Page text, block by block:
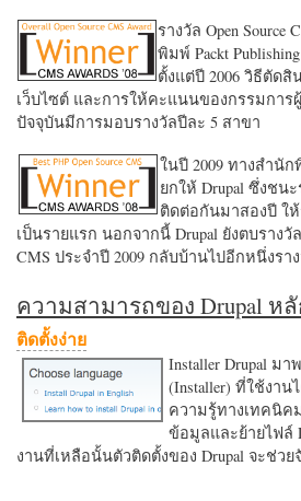
รางวัล Open Source
พิมพ์ Packt
ตั้งแต่ปี 2006 วิธีตัด
เว็บไซต์ และการให้คะแนนของกรรมกา
ปัจจุบันมีการมอบรางวัลปีละ 5 สาขา
ในปี 2009 ทางสำนัก
ยกให้ Drupal ซึ่งชนะ
ติดต่อกันมาสองปี ให้
เป็นรายแรก นอกจากนี้ Drupal ยังตบรางวัล
CMS ประจำปี 2009 กลับบ้านไปอีกหนึ่งรา
ความสามารถของ Drupal ห
ติดตั้งง่าย
Installer Drupal ม
(Installer) ที่ใช้งาน
ความรู้ทางเทคนิค
ข้อมูลและย้ายไฟล์
งานที่เหลือนั้นตัวติดตั้งของ Drupal จะช่ว